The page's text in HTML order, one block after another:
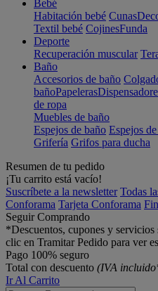
Bebé
Habitación bebé Cunas
Textil bebé CojinesFunda
Deporte
Recuperación muscular
Baño
Accesorios de baño
bañoPapeleras
de ropa
Muebles de baño
Espejos de baño Espejos
Grifería Grifos para ducha
Resumen de tu pedido
¡Tu carrito está vacío!
Suscríbete a la newsletter Todas
Conforama Tarjeta Conforama
Seguir Comprando
*Descuentos, cupones y
clic en Tramitar Pedido para ver
Pago 100% seguro
Total con descuento (IVA
Ir Al Carrito